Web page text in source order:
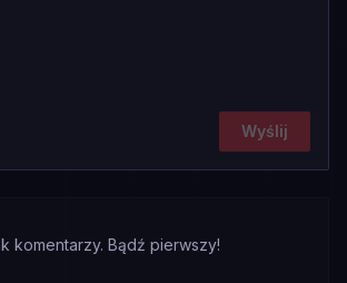
Wyślij
komentarzy. Bądź pierwszy!